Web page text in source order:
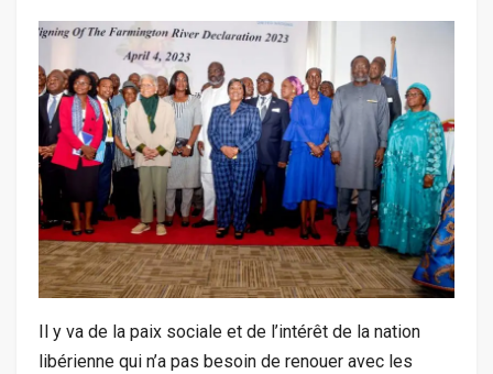
Il y va de la paix sociale et de l’intérêt de la nation
libérienne qui n’a pas besoin de renouer avec les